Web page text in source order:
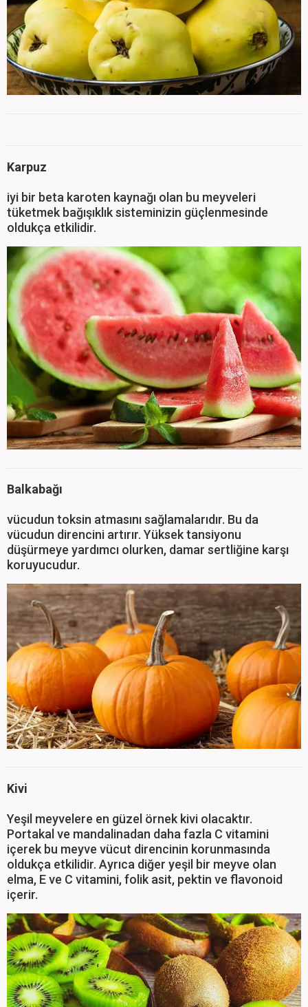
Karpuz
iyi bir beta karoten kaynağı olan bu meyveleri
tüketmek bağışıklık sisteminizin güçlenmesinde
oldukça etkilidir.
Balkabağı
vücudun toksin atmasını sağlamalarıdır. Bu da
vücudun direncini artırır. Yüksek tansiyonu
düşürmeye yardımcı olurken, damar sertliğine karşı
koruyucudur.
Kivi
Yeşil meyvelere en güzel örnek kivi olacaktır.
Portakal ve mandalinadan daha fazla C vitamini
içerek bu meyve vücut direncinin korunmasında
oldukça etkilidir. Ayrıca diğer yeşil bir meyve olan
elma, E ve C vitamini, folik asit, pektin ve flavonoid
içerir.